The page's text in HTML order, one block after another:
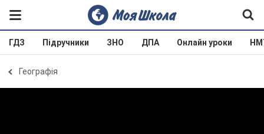
ГДЗ Підручники ЗНО ДПА Онлайн уроки
Географія